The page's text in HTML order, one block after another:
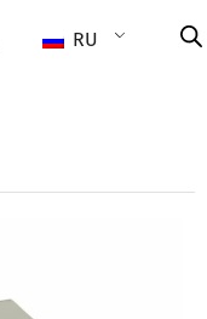
RU